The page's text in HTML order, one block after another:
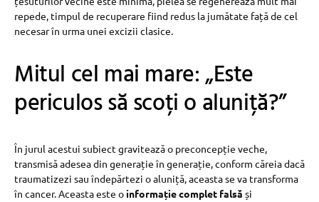
repede, timpul de recuperare fiind redus la jumătate față de cel
necesar în urma unei excizii clasice.
Mitul cel mai mare: „Este
periculos să scoți o aluniță?”
În jurul acestui subiect gravitează o preconcepție veche,
transmisă adesea din generație în generație, conform căreia dacă
traumatizezi sau îndepărtezi o aluniță, aceasta se va transforma
în cancer. Aceasta este o informație complet falsă și